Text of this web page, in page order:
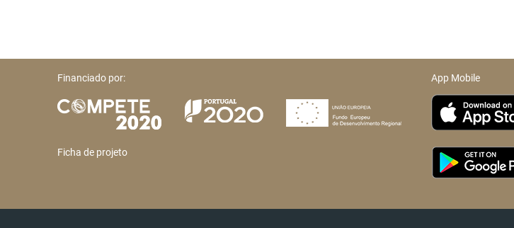
Financiado por:
Ficha de projeto
App Mobile